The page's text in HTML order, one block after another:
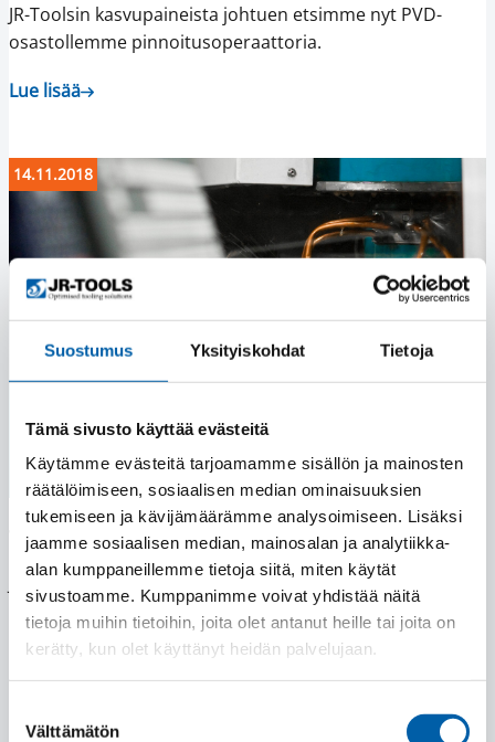
Suostumus Yksityiskohdat Tietoja
Tämä sivusto käyttää evästeitä
Käytämme evästeitä tarjoamamme sisällön ja mainosten
räätälöimiseen, sosiaalisen median ominaisuuksien
tukemiseen ja kävijämäärämme analysoimiseen. Lisäksi
jaamme sosiaalisen median, mainosalan ja analytiikka-
alan kumppaneillemme tietoja siitä, miten käytät
sivustoamme. Kumppanimme voivat yhdistää näitä
tietoja muihin tietoihin, joita olet antanut heille tai joita on
kerätty, kun olet käyttänyt heidän palvelujaan.
valinta
Välttämätön
JR-Toolsin kasvupaineista johtuen etsimme nyt PVD-
osastollemme pinnoitusoperaattoria.
Lue lisää
14.11.2018
Työkaluhioja
JR-Toolsin kasvupaineista johtuen etsimme nyt
Manuaali-/CNC-hiojaa.
Lue lisää